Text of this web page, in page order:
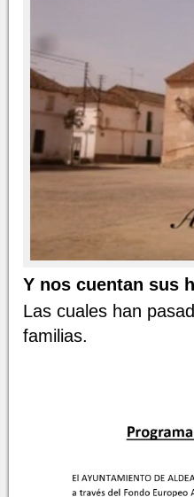
Y nos cuentan sus
Las cuales han
familias.